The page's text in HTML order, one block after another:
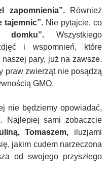
zapomnienia”.Również
tajemnic”. Nie pytajcie, co
domku”. Wszystkiego
i wspomnień, które
pary, już na zawsze.
praw zwierząt nie posądzą
GMO.
nie będziemy opowiadać,
Najlepiej sami zobaczcie
Tomaszem, iluzjami
jakim cudem narzeczona
od swojego przyszłego